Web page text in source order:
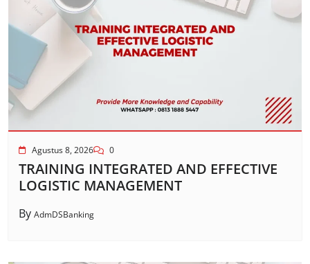
Agustus 8, 2026 0
TRAINING INTEGRATED AND EFFECTIVE
LOGISTIC MANAGEMENT
By AdmDSBanking